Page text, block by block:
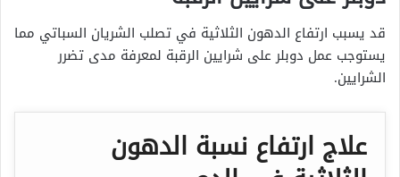
قد يسبب ارتفاع الدهون الثلاثية في تصلب الشريان السباتي مما
يستوجب عمل دوبلر على شرايين الرقبة لمعرفة مدى تضرر
الشرايين.
علاج ارتفاع نسبة الدهون